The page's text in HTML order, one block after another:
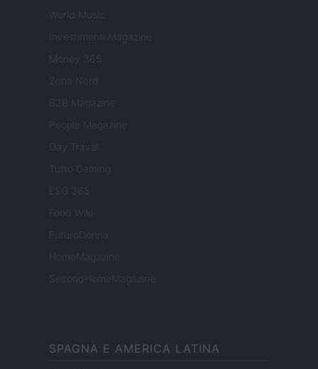
World Music
Investimenti Magazine
Money 365
Zona Nerd
B2B Magazine
People Magazine
Day Travel
Tutto Gaming
ESG 365
Food Wiki
FuturoDonna
HomeMagazine
SecondHomeMagazine
SPAGNA E AMERICA LATINA